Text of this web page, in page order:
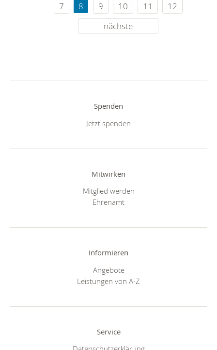
7
8 9 10 11
12
nächste
Spenden
Jetzt spenden
Mitwirken
Mitglied werden
Ehrenamt
Informieren
Angebote
Leistungen von A-Z
Service